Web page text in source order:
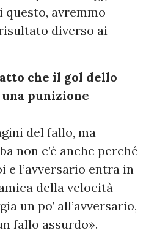
questo, avremmo
diverso ai
che il gol dello
una punizione
del fallo, ma
non c’è anche perché
e l’avversario entra in
della velocità
un po’ all’avversario,
fallo assurdo».